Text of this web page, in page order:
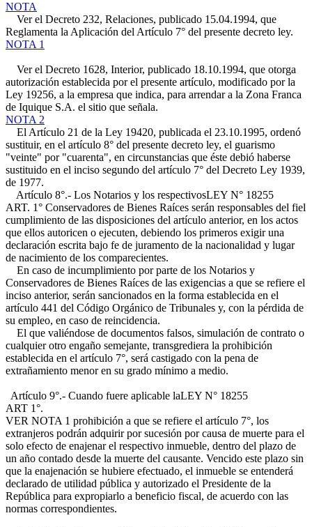
NOTA
Ver el Decreto 232, Relaciones, publicado 15.04.1994, que
Reglamenta la Aplicación del Artículo 7° del presente decreto ley.
NOTA 1
Ver el Decreto 1628, Interior, publicado 18.10.1994, que otorga
autorización establecida por el presente artículo, modificado por la
Ley 19256, a la empresa que indica, para arrendar a la Zona Franca
de Iquique S.A. el sitio que señala.
NOTA 2
El Artículo 21 de la Ley 19420, publicada el 23.10.1995, ordenó
sustituir, en el artículo 8° del presente decreto ley, el guarismo
"veinte" por "cuarenta", en circunstancias que éste debió haberse
sustituido en el inciso segundo del artículo 7° del Decreto Ley 1939,
de 1977.
Artículo 8°.- Los Notarios y los respectivosLEY N° 18255
ART. 1° Conservadores de Bienes Raíces serán responsables del fiel
cumplimiento de las disposiciones del artículo anterior, en los actos
que ellos autoricen o ejecuten, debiendo los primeros exigir una
declaración escrita bajo fe de juramento de la nacionalidad y lugar
de nacimiento de los comparecientes.
En caso de incumplimiento por parte de los Notarios y
Conservadores de Bienes Raíces de las exigencias a que se refiere el
inciso anterior, serán sancionados en la forma establecida en el
artículo 441 del Código Orgánico de Tribunales y, con la pérdida de
su empleo, en caso de reincidencia.
El que valiéndose de documentos falsos, simulación de contrato o
cualquier otro engaño semejante, transgrediera la prohibición
establecida en el artículo 7°, será castigado con la pena de
extrañamiento menor en su grado mínimo a medio.
Artículo 9°.- Cuando fuere aplicable laLEY N° 18255
ART 1°.
VER NOTA 1 prohibición a que se refiere el artículo 7°, los
extranjeros podrán adquirir por sucesión por causa de muerte para el
solo efecto de enajenar el respectivo inmueble, dentro del plazo de
un año contado desde la muerte del causante. Vencido este plazo sin
que la enajenación se hubiere efectuado, el inmueble se entenderá
declarado de utilidad pública y autorizado el Presidente de la
República para expropiarlo a beneficio fiscal, de acuerdo con las
normas correspondientes.